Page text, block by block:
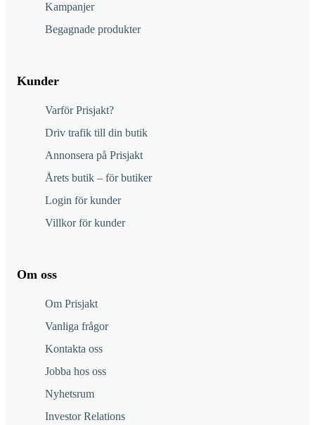
Kampanjer
Begagnade produkter
Kunder
Varför Prisjakt?
Driv trafik till din butik
Annonsera på Prisjakt
Årets butik – för butiker
Login för kunder
Villkor för kunder
Om oss
Om Prisjakt
Vanliga frågor
Kontakta oss
Jobba hos oss
Nyhetsrum
Investor Relations